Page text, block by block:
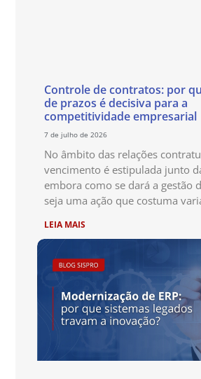
Controle de contratos: por
de prazos é decisiva para a
competitividade empresarial
7 de julho de 2026
No âmbito das relações
vencimento é estipulada junto
embora como se dará a gestão
seja uma ação que costuma
LEIA MAIS